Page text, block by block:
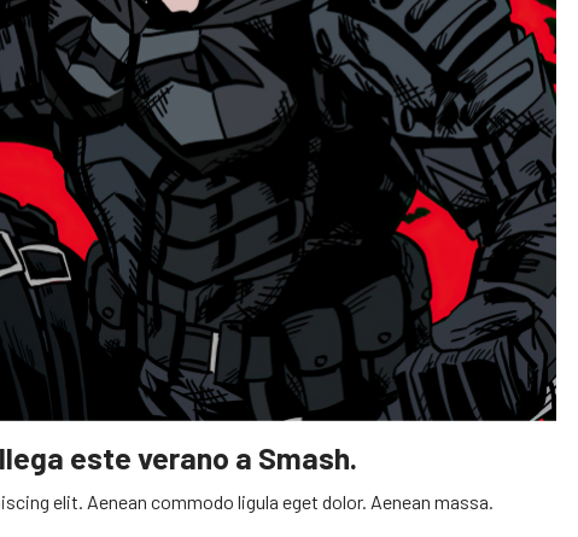
este verano a Smash.
elit. Aenean commodo ligula eget dolor. Aenean massa.